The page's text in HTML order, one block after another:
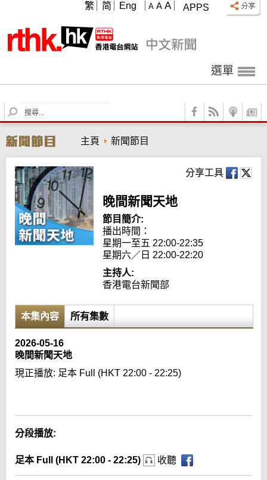
APPS
A A A
繁 简 Eng
選單
S
e
r
c
h
主頁 新聞節目
分享工具
晚間新聞天地
節目簡介:
播出時間：
星期一至五 22:00-22:35
星期六／日 22:00-22:20
主持人:
香港電台新聞部
本集內容 所有集數
2026-05-16
晚間新聞天地
現正播放: 足本 Full (HKT 22:00 - 22:25)
分段播放:
足本 Full (HKT 22:00 - 22:25) 收聽